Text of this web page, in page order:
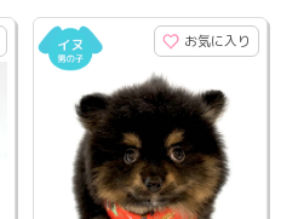
お気に入り